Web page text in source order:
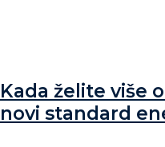
Kada želite više
novi standard